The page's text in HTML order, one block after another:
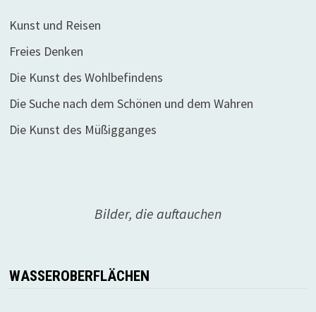
Kunst und Reisen
Freies Denken
Die Kunst des Wohlbefindens
Die Suche nach dem Schönen und dem Wahren
Die Kunst des Müßigganges
Bilder, die auftauchen
WASSEROBERFLÄCHEN